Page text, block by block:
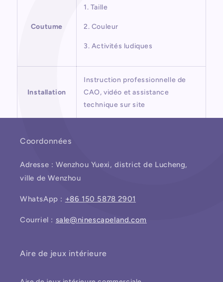
Coutume
1. Taille
2. Couleur
3. Activités ludiques
Installation
Instruction professionnelle de
CAO, vidéo et assistance
technique sur site
Coordonnées
Adresse : Wenzhou Yuexi, district de Lucheng,
ville de Wenzhou
WhatsApp : +86 150 5878 2901
Courriel : sale@ninescapeland.com
Aire de jeux intérieure